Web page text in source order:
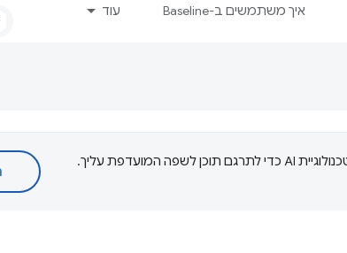
איך משתמשים ב-Baseline עוד
‫Google משתמשת בטכנולוגיית AI כדי לתרגם תוכן לשפה המועדפת עליך.